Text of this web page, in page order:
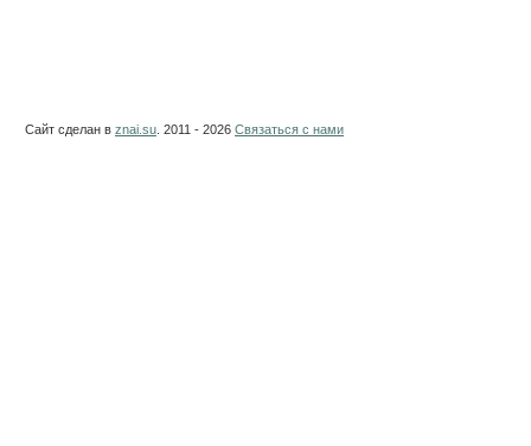
Сайт сделан в znai.su . 2011 - 2026 Связаться с нами